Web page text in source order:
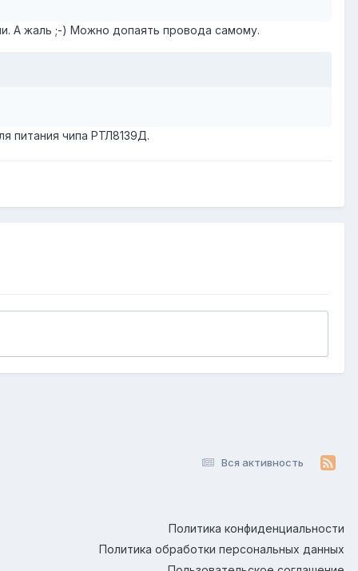
А жаль ;-) Можно допаять провода самому.
питания чипа РТЛ8139Д.
Вся активность
Политика конфиденциальности
Политика обработки персональных данных